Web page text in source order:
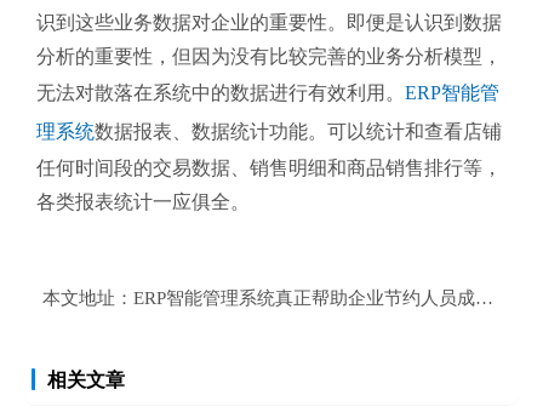
识到这些业务数据对企业的重要性。即便是认识到数据
分析的重要性，但因为没有比较完善的业务分析模型，
无法对散落在系统中的数据进行有效利用。 ERP智能管
理系统数据报表、数据统计功能。可以统计和查看店铺
任何时间段的交易数据、销售明细和商品销售排行等，
各类报表统计一应俱全。
本文地址： ERP智能管理系统真正帮助企业节约人员成本？
相关文章